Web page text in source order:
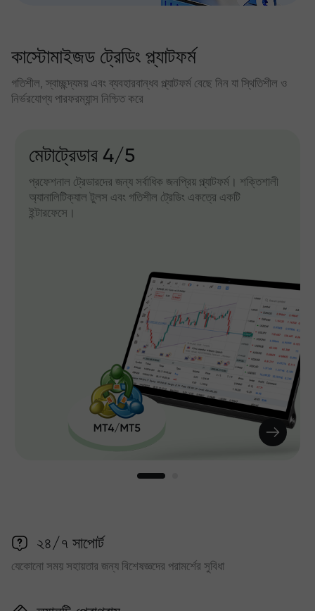
কাস্টোমাইজড ট্রেডিং প্ল্যাটফর্ম
গতিশীল, স্বাচ্ছন্দ্যময় এবং ব্যবহারবান্ধব প্ল্যাটফর্ম বেছে নিন যা স্থিতিশীল ও
নির্ভরযোগ্য পারফরম্যান্স নিশ্চিত করে
মেটাট্রেডার 4/5
প্রফেশনাল ট্রেডারদের জন্য সর্বাধিক জনপ্রিয় প্ল্যাটফর্ম। শক্তিশালী
অ্যানালিটিক্যাল টুলস এবং গতিশীল ট্রেডিং একত্রে একটি
ইন্টারফেসে।
২৪/৭ সাপোর্ট
যেকোনো সময় সহায়তার জন্য বিশেষজ্ঞদের পরামর্শের সুবিধা